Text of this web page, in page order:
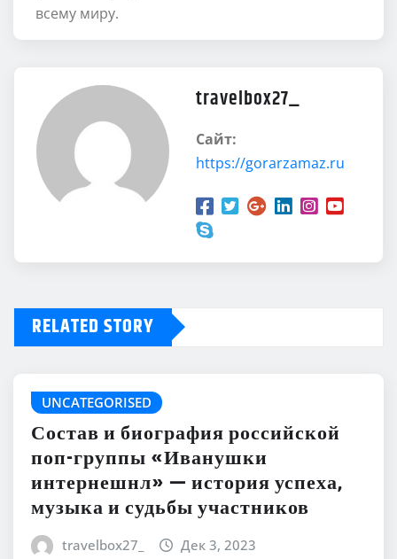
всему миру.
travelbox27_
Сайт:
https://gorarzamaz.ru
RELATED STORY
UNCATEGORISED
Состав и биография российской
поп-группы «Иванушки
интернешнл» — история успеха,
музыка и судьбы участников
travelbox27_ Дек 3, 2023